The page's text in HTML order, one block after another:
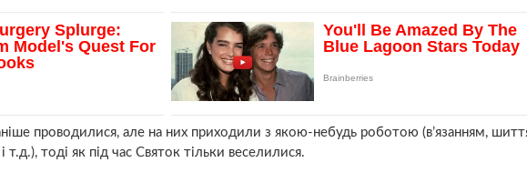
проводилися, але на них приходили з якою-небудь роботою (в’язанням,
тоді як під час Святок тільки веселилися.